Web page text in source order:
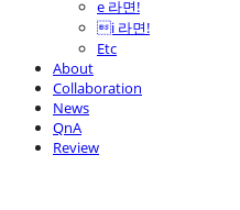
e 라면!
i 라면!
Etc
About
Collaboration
News
QnA
Review